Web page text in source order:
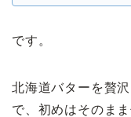
です。
北海道バターを贅
で、初めはそのま